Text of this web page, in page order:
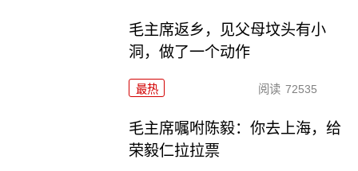
毛主席返乡，见父母坟头有小
洞，做了一个动作
最热 阅读 72535
毛主席嘱咐陈毅：你去上海，给
荣毅仁拉拉票